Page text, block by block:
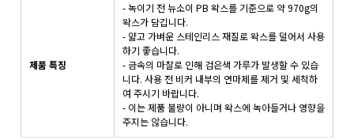
제품 특징
- 녹이기 전 뉴소이 PB 왁스를 기준으로 약 970g의
왁스가 담깁니다.
- 얇고 가벼운 스테인리스 재질로 왁스를 덜어서 사용
하기 좋습니다.
- 금속의 마찰로 인해 검은색 가루가 발생할 수 있습
니다. 사용 전 비커 내부의 연마제를 제거 및 세척하
여 주시기 바랍니다.
- 이는 제품 불량이 아니며 왁스에 녹아들거나 영향을
주지는 않습니다.